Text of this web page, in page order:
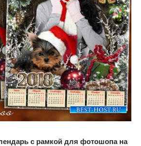
с рамкой для фотошопа на